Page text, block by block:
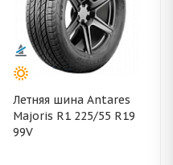
Летняя шина Antares
Majoris R1 225/55 R19
99V